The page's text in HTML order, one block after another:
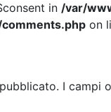
in /var/
on
I campi